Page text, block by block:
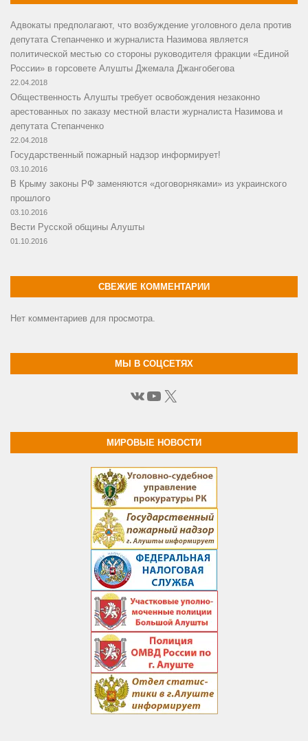
Адвокаты предполагают, что возбуждение уголовного дела против
депутата Степанченко и журналиста Назимова является
политической местью со стороны руководителя фракции «Единой
России» в горсовете Алушты Джемала Джангобегова
22.04.2018
Общественность Алушты требует освобождения незаконно
арестованных по заказу местной власти журналиста Назимова и
депутата Степанченко
22.04.2018
Государственный пожарный надзор информирует!
03.10.2016
В Крыму законы РФ заменяются «договорняками» из украинского
прошлого
03.10.2016
Вести Русской общины Алушты
01.10.2016
СВЕЖИЕ КОММЕНТАРИИ
Нет комментариев для просмотра.
МЫ В СОЦСЕТЯХ
ВКонтакте
YouTube
X
МИРОВЫЕ НОВОСТИ